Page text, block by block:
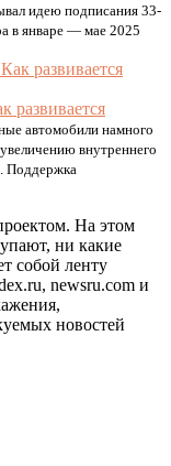
идею подписания 33-
в январе — мае 2025
развивается
автомобили намного
внутреннего
Поддержка
На этом
ни какие
собой ленту
newsru.com и
новостей